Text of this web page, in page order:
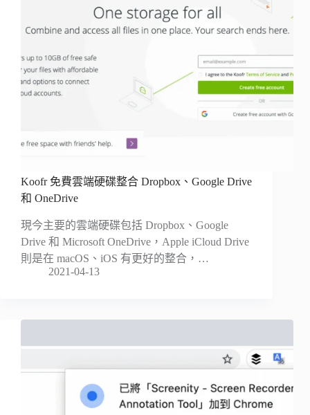
Koofr 免費雲端硬碟整合 Dropbox、Google Drive
和 OneDrive
現今主要的雲端硬碟包括 Dropbox、Google
Drive 和 Microsoft OneDrive，Apple iCloud Drive
則是在 macOS、iOS 有更好的整合，…
2021-04-13